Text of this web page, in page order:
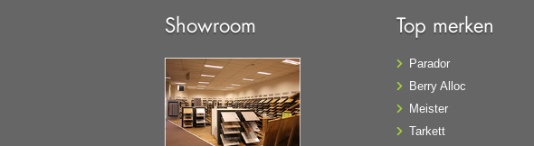
Showroom Top merken
Parador
Berry Alloc
Meister
Tarkett